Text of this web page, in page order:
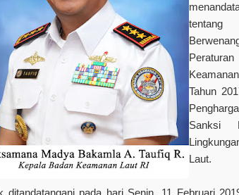
Tahun
Sanksi
Laut.
ditandatangani pada hari Senin, 11 Februari